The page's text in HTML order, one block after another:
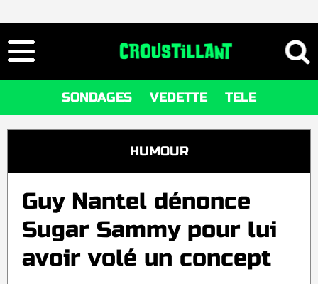
SONDAGES VEDETTE TELE
HUMOUR
Guy Nantel dénonce
Sugar Sammy pour lui
avoir volé un concept